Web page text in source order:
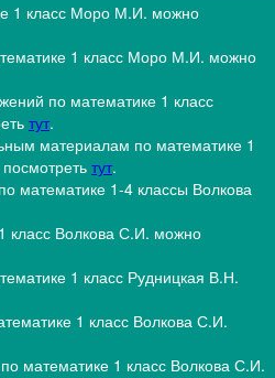
1 класс Моро М.И. можно
1 класс Моро М.И. можно
по математике 1 класс
тут.
материалам по математике 1
тут.
математике 1-4 классы Волкова
класс Волкова С.И. можно
1 класс Рудницкая В.Н.
1 класс Волкова С.И.
математике 1 класс Волкова С.И.